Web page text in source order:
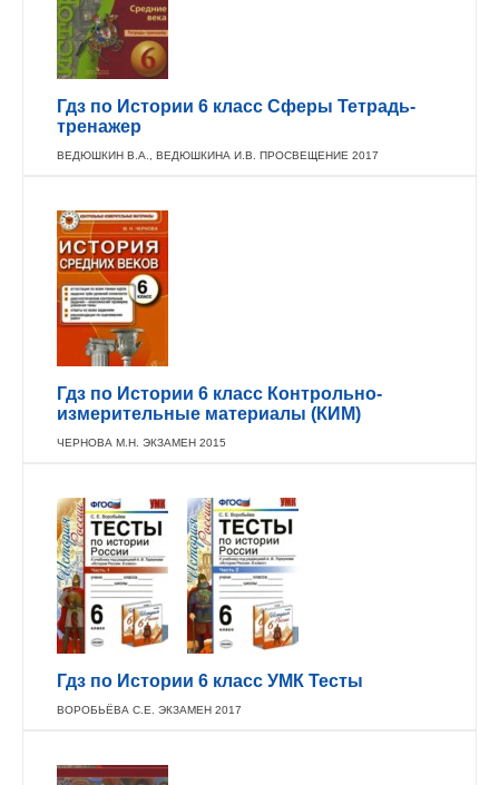
Гдз по Истории 6 класс Сферы Тетрадь-
тренажер
ВЕДЮШКИН В.А., ВЕДЮШКИНА И.В. ПРОСВЕЩЕНИЕ 2017
Гдз по Истории 6 класс Контрольно-
измерительные материалы (КИМ)
ЧЕРНОВА М.Н. ЭКЗАМЕН 2015
Гдз по Истории 6 класс УМК Тесты
ВОРОБЬЁВА С.Е. ЭКЗАМЕН 2017